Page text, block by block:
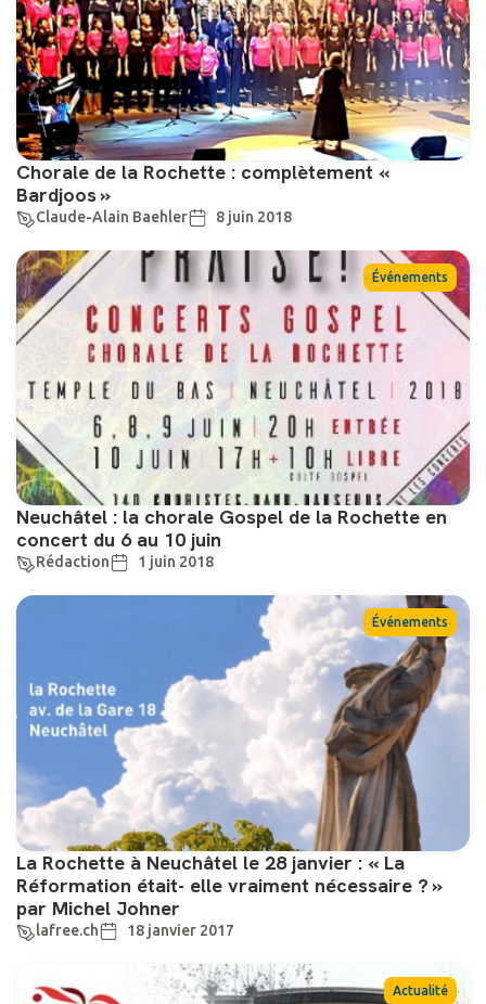
Chorale de la Rochette : complètement «
Bardjoos »
Claude-Alain Baehler 8 juin 2018
Événements
Neuchâtel : la chorale Gospel de la Rochette en
concert du 6 au 10 juin
Rédaction 1 juin 2018
Événements
La Rochette à Neuchâtel le 28 janvier : « La
Réformation était- elle vraiment nécessaire ? »
par Michel Johner
lafree.ch 18 janvier 2017
Actualité